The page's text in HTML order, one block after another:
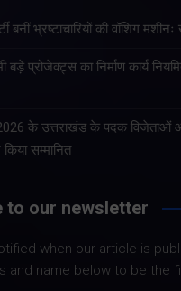
बनीं भ्रष्टाचारियों की वॉशिंग
प्रोजेक्ट्स का निर्माण कार्य
के उत्तराखंड के पदक विजेताओं
सम्मानित
to our newsletter
when our article is
and name below to be the